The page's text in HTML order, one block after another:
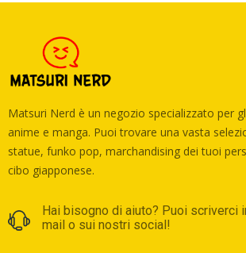
Matsuri Nerd è un negozio specializzato per
anime e manga. Puoi trovare una vasta
statue, funko pop, marchandising dei tuoi
cibo giapponese.
Hai bisogno di aiuto? Puoi scriverci
mail o sui nostri social!